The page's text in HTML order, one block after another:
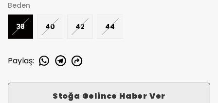
Beden
38 40 42 44
Paylaş:
Stoğa Gelince Haber Ver